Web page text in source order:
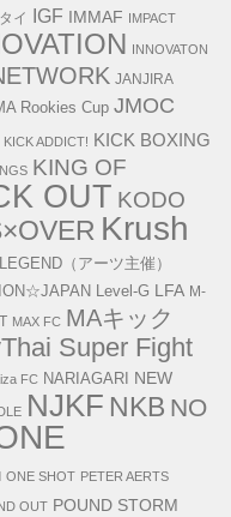
イ IGF IMMAF IMPACT
INNOVATON
JANJIRA
Rookies Cup JMOC
KICK ADDICT! KICK BOXING
KING OF
OUT KODO
Krush
LEGEND（アーツ主催）
Level-G LFA M-
MAX FC MAキック
Super Fight
FC NARIAGARI NEW
NJKF NKB NO
ONE SHOT PETER AERTS
OUT POUND STORM